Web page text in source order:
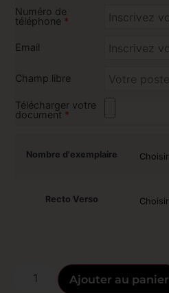
Numéro de
téléphone *
Email
Champ libre
Télécharger votre
document *
Nombre d'exemplaire
Recto Verso
Ajouter au panier